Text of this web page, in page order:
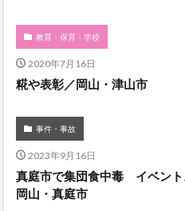
教育・保育・学校
2020年7月16日
糀や表彰／岡山・津山市
事件・事故
2023年9月16日
真庭市で集団食中毒 イベント
岡山・真庭市